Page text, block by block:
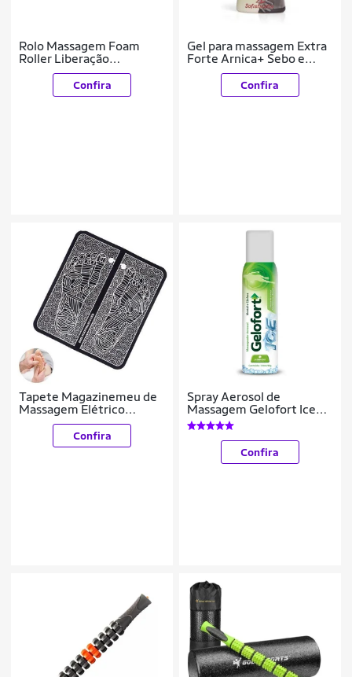
Rolo Massagem Foam
Roller Liberação
Miofascial - Woder
Confira
Gel para massagem Extra
Forte Arnica+ Sebo e
Carneiro + 15 Ervas
Confira
Tapete Magazinemeu de
Massagem Elétrico
Recarregável Conforto e
Relaxamento a Qualquer
Confira
Spray Aerosol de
Massagem Gelofort Ice
(90g)
Confira